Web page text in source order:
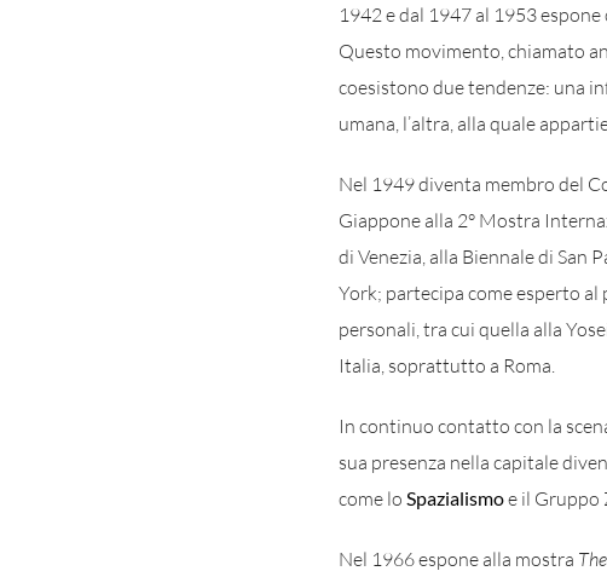
1942 e dal 1947 al 1953
Questo movimento, chiamato
coesistono due tendenze: una
umana, l’altra, alla quale
Nel 1949 diventa membro del
Giappone alla 2° Mostra
di Venezia, alla Biennale di San
York; partecipa come esperto
personali, tra cui quella alla
Italia, soprattutto a Roma.
In continuo contatto con la
sua presenza nella capitale
come lo Spazialismoe il Gruppo
Nel 1966 espone alla mostra